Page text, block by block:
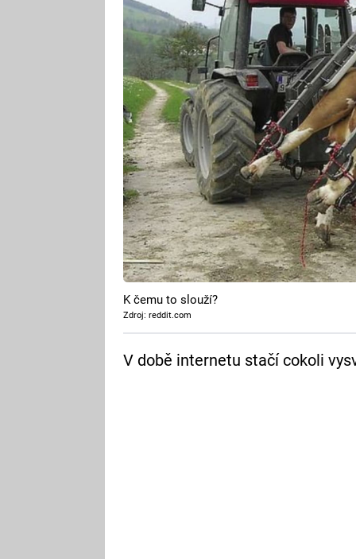
K čemu to slouží?
Zdroj: reddit.com
V době internetu stačí cokoli